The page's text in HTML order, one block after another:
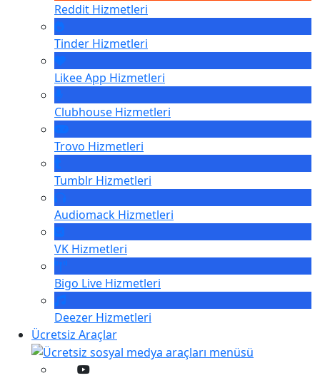
Reddit Hizmetleri
Tinder Hizmetleri
Likee App Hizmetleri
Clubhouse Hizmetleri
Trovo Hizmetleri
Tumblr Hizmetleri
Audiomack Hizmetleri
VK Hizmetleri
Bigo Live Hizmetleri
Deezer Hizmetleri
Ücretsiz Araçlar